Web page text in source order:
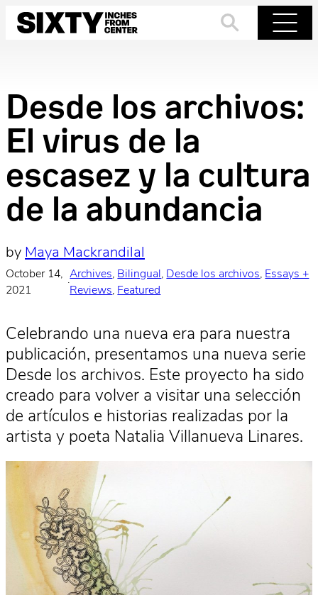
Skip
Desde los archivos:
El virus de la
escasez y la cultura
de la abundancia
by Maya Mackrandilal
October 14,
2021
·
Archives, Bilingual, Desde los archivos, Essays +
Reviews, Featured
Celebrando una nueva era para nuestra
publicación, presentamos una nueva serie
Desde los archivos. Este proyecto ha sido
creado para volver a visitar una selección
de artículos e historias realizadas por la
artista y poeta Natalia Villanueva Linares.